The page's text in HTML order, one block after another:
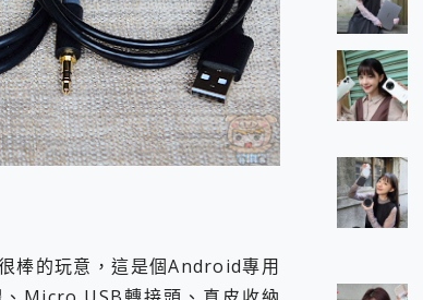
棒的玩意，這是個Android專用